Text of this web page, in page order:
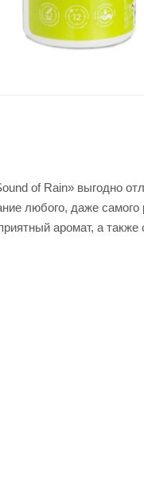
of Rain» выгодно
любого, даже
аромат, а